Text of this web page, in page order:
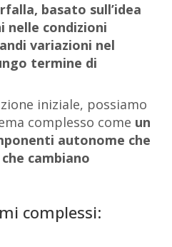
basato sull’idea
nelle condizioni
variazioni nel
termine di
iniziale, possiamo
complesso come un
autonome che
cambiano
complessi: